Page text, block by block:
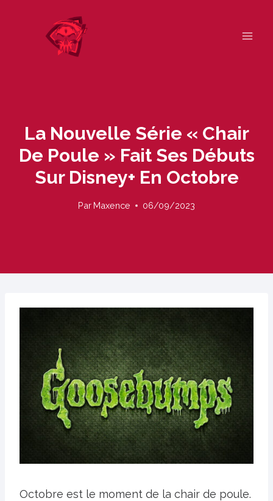
La Nouvelle Série « Chair
De Poule » Fait Ses Débuts
Sur Disney+ En Octobre
Par Maxence 06/09/2023
Octobre est le moment de la chair de poule.